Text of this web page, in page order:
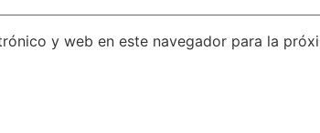
y web en este navegador para la